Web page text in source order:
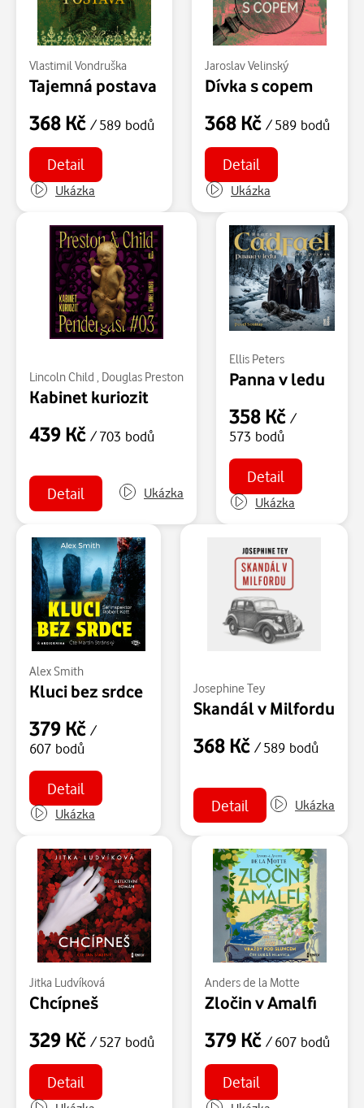
Vlastimil Vondruška
Tajemná postava
368 Kč / 589 bodů
Detail
Ukázka
Jaroslav Velinský
Dívka s copem
368 Kč / 589 bodů
Detail
Ukázka
Lincoln Child Douglas Preston
Kabinet kuriozit
439 Kč / 703 bodů
Detail Ukázka
Ellis Peters
Panna v ledu
358 Kč /
573 bodů
Detail
Ukázka
Alex Smith
Kluci bez srdce
379 Kč /
607 bodů
Detail
Ukázka
Josephine Tey
Skandál v Milfordu
368 Kč / 589 bodů
Detail Ukázka
Jitka Ludvíková
Chcípneš
329 Kč / 527 bodů
Detail
Anders de la Motte
Zločin v Amalfi
379 Kč / 607 bodů
Detail